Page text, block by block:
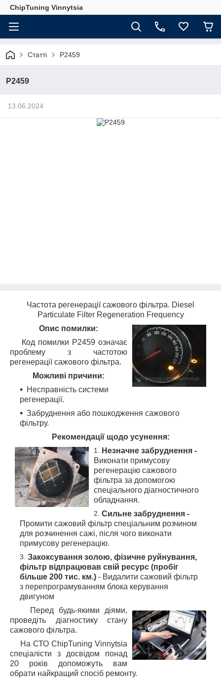
ChipTuning Vinnytsia
Статті P2459
P2459
13.06.2024
Частота регенерації сажового фільтра. Diesel
Particulate Filter Regeneration Frequency
Опис помилки:
Код помилки P2459 означає
проблему з частотою
регенерації сажового фільтра.
Можливі причини:
Несправність системи
регенерації.
Забруднення або пошкодження сажового
фільтру.
Рекомендації щодо усунення:
Незначне забруднення -
Виконати примусову
регенерацію сажового
фільтра за допомогою
спеціального діагностичного
обладнання.
Сильне забруднення -
Промити сажовий фільтр спеціальним розчином
для розчинення сажі, після чого виконати
примусову регенерацію.
Закоксування золою, фізичне руйнування,
фільтр відпрацював свій ресурс (пробіг
більше 200 тис. км.) - Видалити сажовий фільтр
з перепрограмуванням блока керування
двигуном
Перед будь-якими діями,
проведіть діагностику стану
сажового фільтра.
На СТО ChipTuning Vinnytsia
спеціалісти з досвідом понад
20 років допоможуть вам
обрати найкращий спосіб ремонту.